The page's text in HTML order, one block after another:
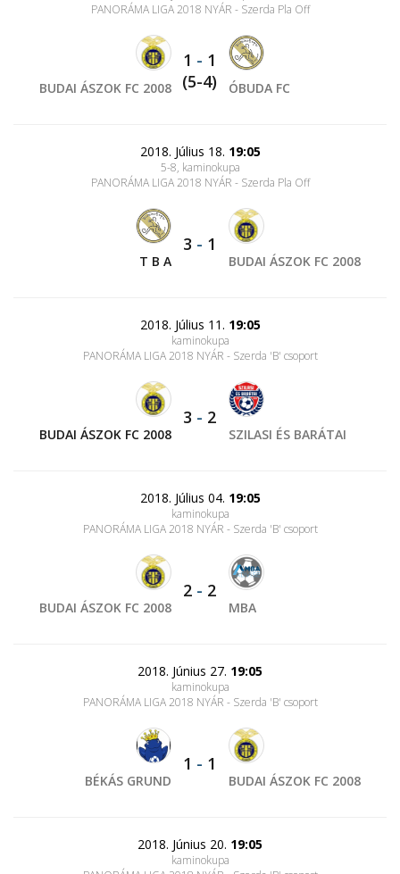
PANORÁMA LIGA 2018 NYÁR - Szerda Pla Off
BUDAI ÁSZOK FC 2008
1 - 1
(5-4)
ÓBUDA FC
2018. Július 18. 19:05
5-8, kaminokupa
PANORÁMA LIGA 2018 NYÁR - Szerda Pla Off
T B A
3 - 1
BUDAI ÁSZOK FC 2008
2018. Július 11. 19:05
kaminokupa
PANORÁMA LIGA 2018 NYÁR - Szerda 'B' csoport
BUDAI ÁSZOK FC 2008
3 - 2
SZILASI ÉS BARÁTAI
2018. Július 04. 19:05
kaminokupa
PANORÁMA LIGA 2018 NYÁR - Szerda 'B' csoport
BUDAI ÁSZOK FC 2008
2 - 2
MBA
2018. Június 27. 19:05
kaminokupa
PANORÁMA LIGA 2018 NYÁR - Szerda 'B' csoport
BÉKÁS GRUND
1 - 1
BUDAI ÁSZOK FC 2008
2018. Június 20. 19:05
kaminokupa